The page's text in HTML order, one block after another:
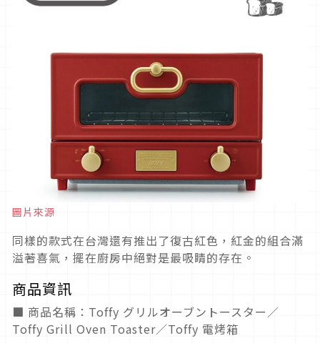
圖片來源
同樣的款式在台灣還有推出了復古紅色，紅金的組合滿
溢著喜氣，擺在廚房中絕對是最吸睛的存在。
商品資訊
■ 商品名稱：Toffy グリルオーブントースター／
Toffy Grill Oven Toaster／Toffy 電烤箱